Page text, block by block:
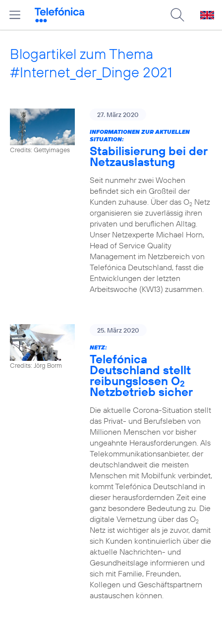
Blogartikel zum Thema
#Internet_der_Dinge 2021
Credits: Gettyimages
27. März 2020
INFORMATIONEN ZUR AKTUELLEN
SITUATION:
Stabilisierung bei der
Netzauslastung
Seit nunmehr zwei Wochen
befindet sich ein Großteil der
Kunden zuhause. Über das O2Netz
organisieren sie zuverlässig ihren
privaten und beruflichen Alltag.
Unser Netzexperte Michael Horn,
Head of Service Quality
Management im Netzbereich von
Telefónica Deutschland, fasst die
Entwicklungen der letzten
Arbeitswoche (KW13) zusammen.
Credits: Jörg Borm
25. März 2020
NETZ:
Telefónica
Deutschland stellt
reibungslosen O2
Netzbetrieb sicher
Die aktuelle Corona-Situation stellt
das Privat- und Berufsleben von
Millionen Menschen vor bisher
ungeahnte Herausforderungen. Als
Telekommunikationsanbieter, der
deutschlandweit die meisten
Menschen mit Mobilfunk verbindet,
kommt Telefónica Deutschland in
dieser herausfordernden Zeit eine
ganz besondere Bedeutung zu. Die
digitale Vernetzung über das O2
Netz ist wichtiger als je zuvor, damit
sich Kunden kontinuierlich über die
aktuelle Nachrichten- und
Gesundheitslage informieren und
sich mit Familie, Freunden,
Kollegen und Geschäftspartnern
austauschen können.